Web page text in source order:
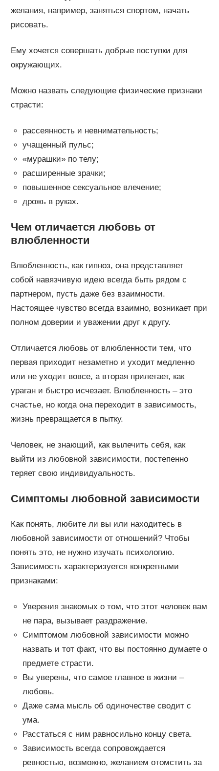
желания, например, заняться спортом, начать
рисовать.
Ему хочется совершать добрые поступки для
окружающих.
Можно назвать следующие физические признаки
страсти:
рассеянность и невнимательность;
учащенный пульс;
«мурашки» по телу;
расширенные зрачки;
повышенное сексуальное влечение;
дрожь в руках.
Чем отличается любовь от
влюбленности
Влюбленность, как гипноз, она представляет
собой навязчивую идею всегда быть рядом с
партнером, пусть даже без взаимности.
Настоящее чувство всегда взаимно, возникает при
полном доверии и уважении друг к другу.
Отличается любовь от влюбленности тем, что
первая приходит незаметно и уходит медленно
или не уходит вовсе, а вторая прилетает, как
ураган и быстро исчезает. Влюбленность – это
счастье, но когда она переходит в зависимость,
жизнь превращается в пытку.
Человек, не знающий, как вылечить себя, как
выйти из любовной зависимости, постепенно
теряет свою индивидуальность.
Симптомы любовной зависимости
Как понять, любите ли вы или находитесь в
любовной зависимости от отношений? Чтобы
понять это, не нужно изучать психологию.
Зависимость характеризуется конкретными
признаками:
Уверения знакомых о том, что этот человек вам
не пара, вызывает раздражение.
Симптомом любовной зависимости можно
назвать и тот факт, что вы постоянно думаете о
предмете страсти.
Вы уверены, что самое главное в жизни –
любовь.
Даже сама мысль об одиночестве сводит с
ума.
Расстаться с ним равносильно концу света.
Зависимость всегда сопровождается
ревностью, возможно, желанием отомстить за